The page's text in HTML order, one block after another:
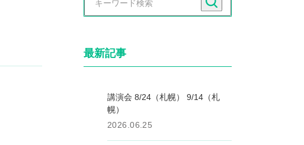
最新記事
講演会 8/24（札幌） 9/14（札
幌）
2026.06.25